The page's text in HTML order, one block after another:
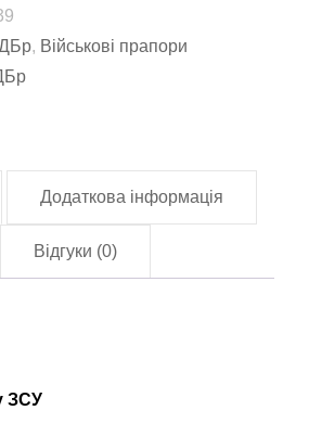
, Військові прапори
Додаткова інформація
Відгуки (0)
ЗСУ